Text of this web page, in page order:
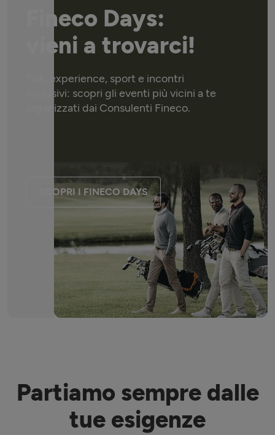
Fineco Days:
vieni a trovarci!
Talk, experience, sport e incontri
esclusivi: scopri gli eventi più vicini a te
organizzati dai Consulenti Fineco.
SCOPRI I FINECO DAYS
Partiamo sempre dalle
tue esigenze